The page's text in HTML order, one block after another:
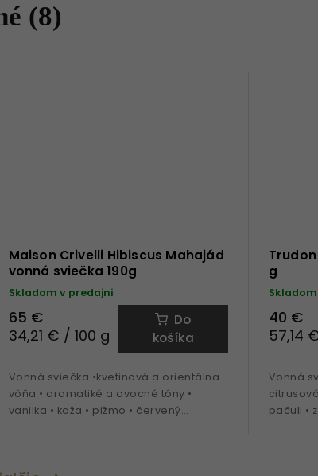
(8)
Maison Crivelli Hibiscus Mahajád
vonná sviečka 190g
Skladom v predajni
65 €
34,21 € / 100 g
Do
košíka
Vonná sviečka •kvetinová a orientálna
vôňa • aromatiké a ovocné tóny •
vanilka • koža • pižmo • červený
g
40 €
57,14
Vonná
pačuli •